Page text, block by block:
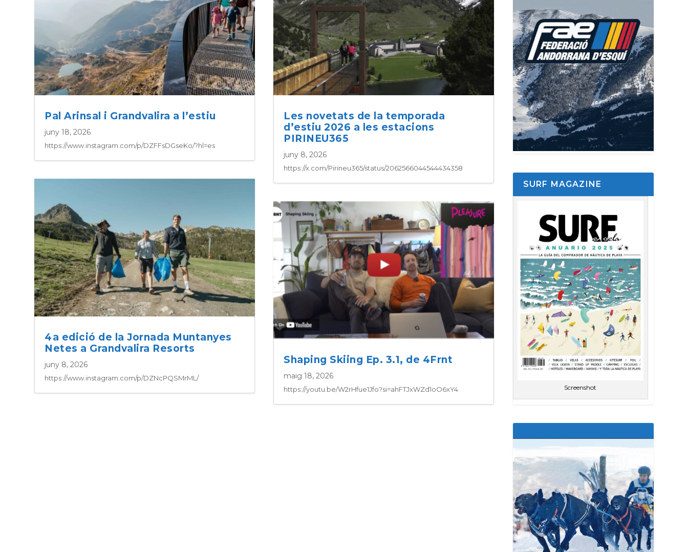
Pal Arinsal i Grandvalira a l’estiu
juny 18, 2026
https://www.instagram.com/p/DZFFsDGseKo/?hl=es
4a edició de la Jornada Muntanyes
Netes a Grandvalira Resorts
juny 8, 2026
https://www.instagram.com/p/DZNcPQSMrML/
Les novetats de la temporada
d’estiu 2026 a les estacions
PIRINEU365
juny 8, 2026
https://x.com/Pirineu365/status/2062566044544434358
Shaping Skiing Ep. 3.1, de 4Frnt
maig 18, 2026
https://youtu.be/W2rHfue1Jfo?si=ahFTJxWZd1oO6xY4
SURF MAGAZINE
Screenshot